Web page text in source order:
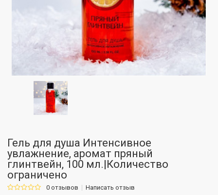
Гель для душа Интенсивное
увлажнение, аромат пряный
глинтвейн, 100 мл.|Количество
ограничено
0 отзывов Написать отзыв